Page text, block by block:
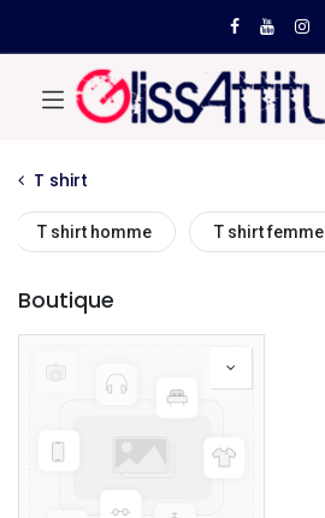
T shirt
T shirt homme T shirt femme
Boutique